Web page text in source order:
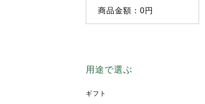
商品金額：0円
用途で選ぶ
ギフト